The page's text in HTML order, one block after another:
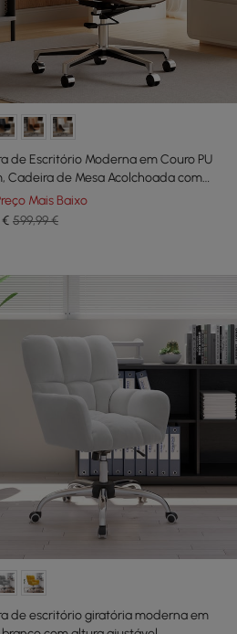
de Escritório Moderna em Couro PU
Cadeira de Mesa Acolchoada com
Alto e Detalhes com Acabamento em
Madeira
Mais Baixo
€ 599,99 €
de escritório giratória moderna em